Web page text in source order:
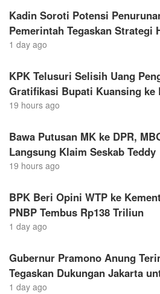
Kadin Soroti Potensi
Pemerintah Tegaskan Strategi
1 day ago
KPK Telusuri Selisih Uang
Gratifikasi Bupati Kuansing ke
19 hours ago
Bawa Putusan MK ke DPR,
Langsung Klaim Seskab Teddy
19 hours ago
BPK Beri Opini WTP ke
PNBP Tembus Rp138 Triliun
1 day ago
Gubernur Pramono Anung
Tegaskan Dukungan Jakarta
1 day ago